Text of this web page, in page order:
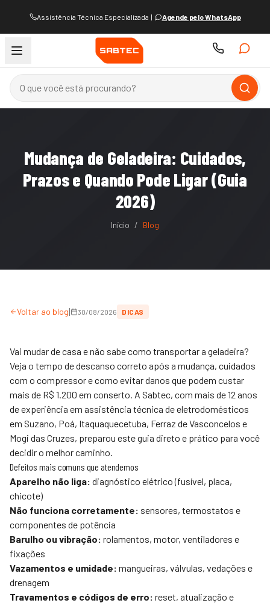
Assistência Técnica Especializada | Agende pelo WhatsApp
Mudança de Geladeira: Cuidados,
Prazos e Quando Pode Ligar (Guia
2026)
Início / Blog
Voltar ao blog| 30/08/2026 DICAS
Vai mudar de casa e não sabe como transportar a geladeira?
Veja o tempo de descanso correto após a mudança, cuidados
com o compressor e como evitar danos que podem custar
mais de R$ 1.200 em conserto. A Sabtec, com mais de 12 anos
de experiência em assistência técnica de eletrodomésticos
em Suzano, Poá, Itaquaquecetuba, Ferraz de Vasconcelos e
Mogi das Cruzes, preparou este guia direto e prático para você
decidir o melhor caminho.
Defeitos mais comuns que atendemos
Aparelho não liga: diagnóstico elétrico (fusível, placa,
chicote)
Não funciona corretamente: sensores, termostatos e
componentes de potência
Barulho ou vibração: rolamentos, motor, ventiladores e
fixações
Vazamentos e umidade: mangueiras, válvulas, vedações e
drenagem
Travamentos e códigos de erro: reset, atualização e